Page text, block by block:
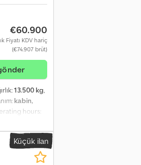
€60.900
Fiyatı KDV hariç
(€74.907 brüt)
13.500 kg,
kabin,
hours:
Radio Air
function
purchased
One
Küçük ilan